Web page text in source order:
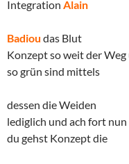
Integration Alain
Badiou das Blut
Konzept so weit der Weg
so grün sind mittels
dessen die Weiden
lediglich und ach fort nun
du gehst Konzept die